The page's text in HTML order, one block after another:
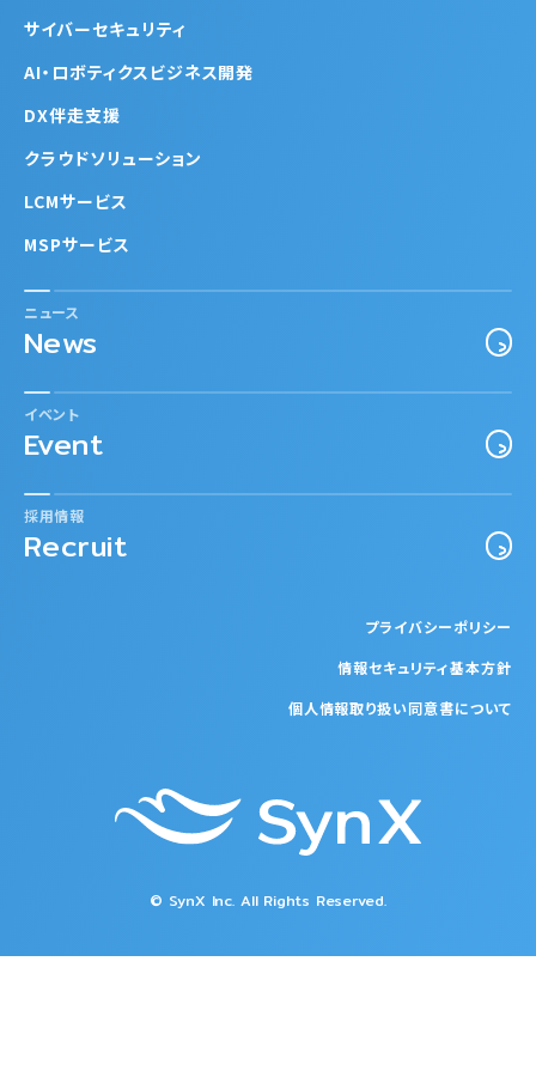
© SynX Inc. All Rights Reserved.
サイバーセキュリティ
AI・ロボティクスビジネス開発
DX伴走支援
クラウドソリューション
LCMサービス
MSPサービス
ニュース
News
イベント
Event
採用情報
Recruit
プライバシーポリシー
情報セキュリティ基本方針
個人情報取り扱い同意書について